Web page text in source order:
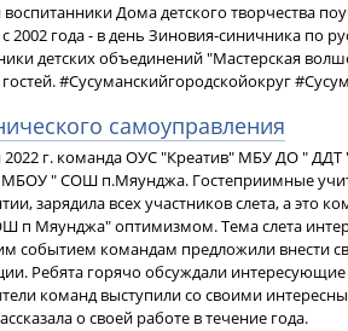
воспитанники Дома детского творчества
2002 года - в день Зиновия-синичника
детских объединений "Мастерская
#Сусуманскийгородскойокруг
самоуправления
2022 г. команда ОУС "Креатив" МБУ ДО "
" СОШ п.Мяунджа. Гостеприимные
зарядила всех участников слета, а
п Мяунджа" оптимизмом. Тема слета
событием командам предложили внести
Ребята горячо обсуждали
команд выступили со своими
о своей работе в течение года.